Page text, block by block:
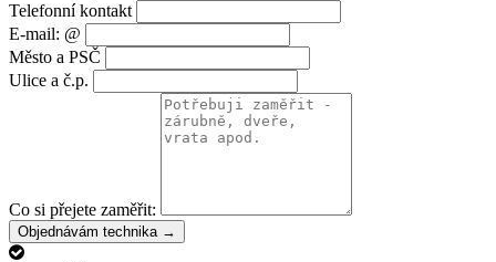
Telefonní kontakt
E-mail: @
Město a PSČ
Ulice a č.p.
Co si přejete zaměřit:
Objednávám technika →